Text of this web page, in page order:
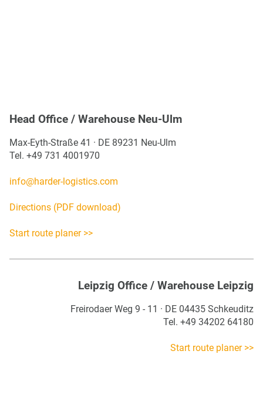
Head Office / Warehouse Neu-Ulm
Max-Eyth-Straße 41 · DE 89231 Neu-Ulm
Tel. +49 731 4001970
info@harder-logistics.com
Directions (PDF download)
Start route planer >>
Leipzig Office / Warehouse Leipzig
Freirodaer Weg 9 - 11 · DE 04435 Schkeuditz
Tel. +49 34202 64180
Start route planer >>